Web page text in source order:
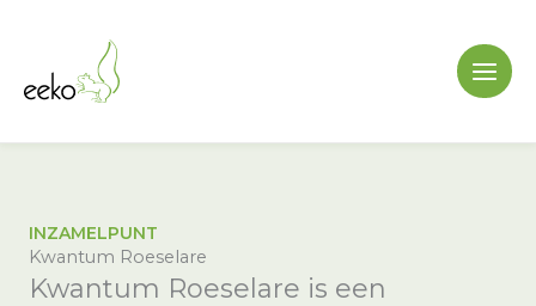
inhoud
INZAMELPUNT
Kwantum Roeselare
Kwantum Roeselare is een